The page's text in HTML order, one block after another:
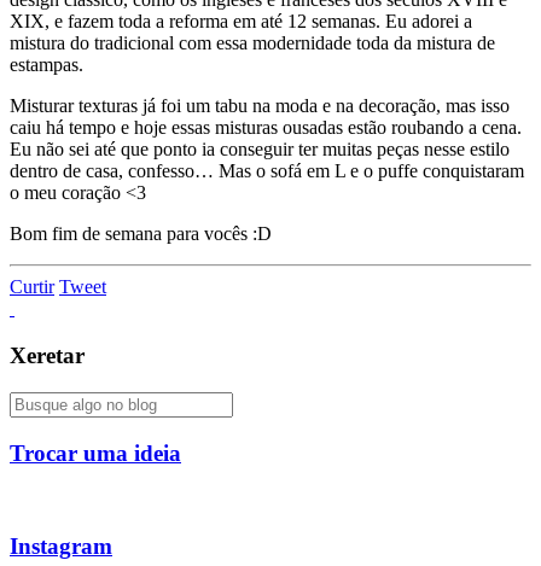
XIX, e fazem toda a reforma em até 12 semanas. Eu adorei a
mistura do tradicional com essa modernidade toda da mistura de
estampas.
Misturar texturas já foi um tabu na moda e na decoração, mas isso
caiu há tempo e hoje essas misturas ousadas estão roubando a cena.
Eu não sei até que ponto ia conseguir ter muitas peças nesse estilo
dentro de casa, confesso… Mas o sofá em L e o puffe conquistaram
o meu coração <3
Bom fim de semana para vocês :D
Curtir Tweet
Xeretar
Trocar uma ideia
Instagram